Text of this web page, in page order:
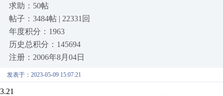
求助：50帖
帖子：3484帖 | 22331回
年度积分：1963
历史总积分：145694
注册：2006年8月04日
发表于：2023-05-09 15:07:21
3.21